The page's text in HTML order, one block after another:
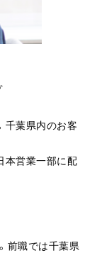
千葉県内のお客
本営業一部に配
前職では千葉県